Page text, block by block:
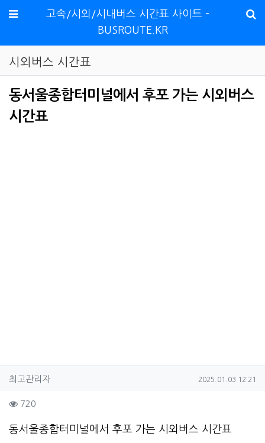
메뉴
고속/시외/시내버스 시간표 사이트 -
BUSROUTE.KR
시외버스 시간표
동서울종합터미널에서 후포 가는 시외버스
시간표
작성자 정보
최고관리자작성 작성일
2025.01.03 12:21
컨텐츠 정보
720
본문
동서울종합터미널에서 후포 가는 시외버스 시간표